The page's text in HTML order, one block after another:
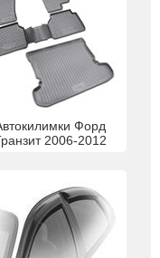
Форд
2006-2012